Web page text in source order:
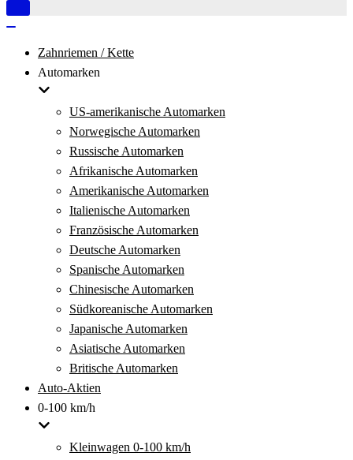
Navigation
Zahnriemen / Kette
Automarken
US-amerikanische Automarken
Norwegische Automarken
Russische Automarken
Afrikanische Automarken
Amerikanische Automarken
Italienische Automarken
Französische Automarken
Deutsche Automarken
Spanische Automarken
Chinesische Automarken
Südkoreanische Automarken
Japanische Automarken
Asiatische Automarken
Britische Automarken
Auto-Aktien
0-100 km/h
Kleinwagen 0-100 km/h